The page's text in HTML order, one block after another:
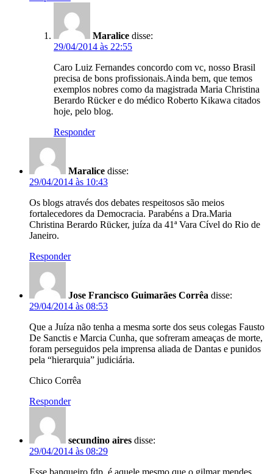
Maralice disse:
29/04/2014 às 22:55
Caro Luiz Fernandes concordo com vc, nosso Brasil
precisa de bons profissionais.Ainda bem, que temos
exemplos nobres como da magistrada Maria Christina
Berardo Rücker e do médico Roberto Kikawa citados
hoje, pelo blog.
Responder
Maralice disse:
29/04/2014 às 10:43
Os blogs através dos debates respeitosos são meios
fortalecedores da Democracia. Parabéns a Dra.Maria
Christina Berardo Rücker, juíza da 41ª Vara Cível do Rio de
Janeiro.
Responder
Jose Francisco Guimarães Corrêa disse:
29/04/2014 às 08:53
Que a Juíza não tenha a mesma sorte dos seus colegas Fausto
De Sanctis e Marcia Cunha, que sofreram ameaças de morte,
foram perseguidos pela imprensa aliada de Dantas e punidos
pela “hierarquia” judiciária.
Chico Corrêa
Responder
secundino aires disse:
29/04/2014 às 08:29